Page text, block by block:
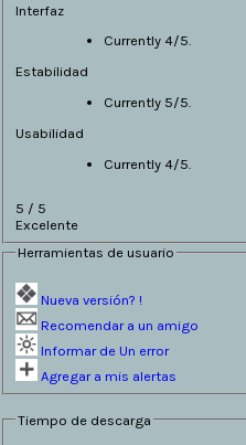
Interfaz
Currently 4/5.
Estabilidad
Currently 5/5.
Usabilidad
Currently 4/5.
5 / 5
Excelente
Herramientas de usuario
Nueva versión? !
Recomendar a un amigo
Informar de Un error
Agregar a mis alertas
Tiempo de descarga